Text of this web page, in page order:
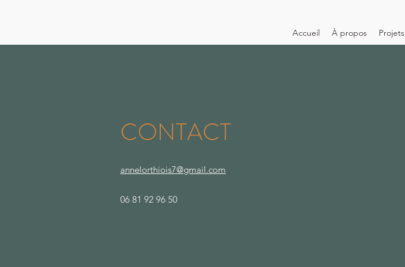
Accueil À propos Projets
CONTACT
annelorthiois7@gmail.com
06 81 92 96 50